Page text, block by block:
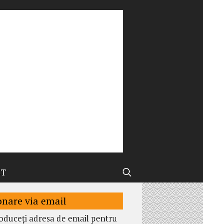
via email
adresa de email pentru